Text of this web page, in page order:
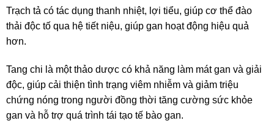
Trạch tả có tác dụng thanh nhiệt, lợi tiểu, giúp cơ thể đào
thải độc tố qua hệ tiết niệu, giúp gan hoạt động hiệu quả
hơn.
Tang chi là một thảo dược có khả năng làm mát gan và giải
độc, giúp cải thiện tình trạng viêm nhiễm và giảm triệu
chứng nóng trong người đồng thời tăng cường sức khỏe
gan và hỗ trợ quá trình tái tạo tế bào gan.